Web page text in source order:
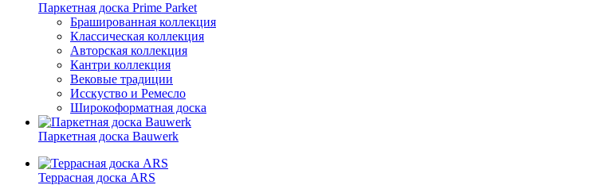
Паркетная доска Prime Parket
Брашированная коллекция
Классическая коллекция
Авторская коллекция
Кантри коллекция
Вековые традиции
Исскуство и Ремесло
Широкоформатная доска
Паркетная доска Bauwerk
Террасная доска ARS